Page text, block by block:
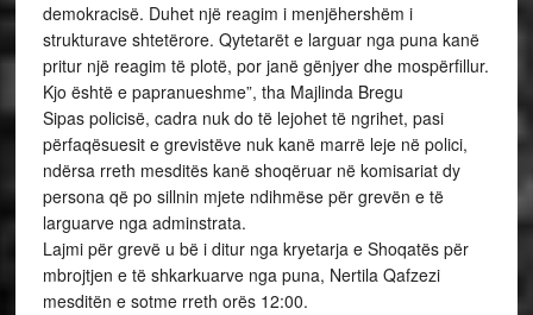
demokracisë. Duhet një reagim i menjëhershëm i
strukturave shtetërore. Qytetarët e larguar nga puna kanë
pritur një reagim të plotë, por janë gënjyer dhe mospërfillur.
Kjo është e papranueshme”, tha Majlinda Bregu
Sipas policisë, cadra nuk do të lejohet të ngrihet, pasi
përfaqësuesit e grevistëve nuk kanë marrë leje në polici,
ndërsa rreth mesditës kanë shoqëruar në komisariat dy
persona që po sillnin mjete ndihmëse për grevën e të
larguarve nga adminstrata.
Lajmi për grevë u bë i ditur nga kryetarja e Shoqatës për
mbrojtjen e të shkarkuarve nga puna, Nertila Qafzezi
mesditën e sotme rreth orës 12:00.